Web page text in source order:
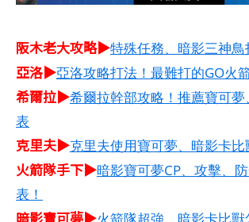
阪木老大攻略▶特殊任務、暗影三神鳥
亞洛▶亞洛攻略打法！最難打的GO火
希爾拉▶希爾拉幹部攻略！推薦寶可
表
克里夫▶克里夫使用寶可夢、暗影卡
火箭隊手下▶暗影寶可夢CP、攻擊、
表！
暗影寶可夢▶